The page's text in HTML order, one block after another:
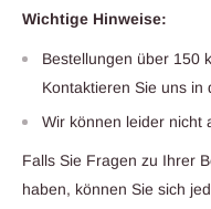
Wichtige Hinweise:
Bestellungen über 150
Kontaktieren Sie uns in
Wir können leider nicht
Falls Sie Fragen zu Ihrer
haben, können Sie sich